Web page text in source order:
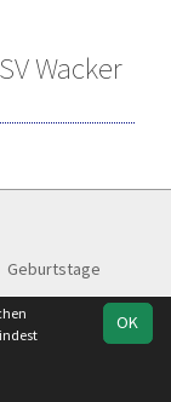
Wacker
Geburtstage
OK